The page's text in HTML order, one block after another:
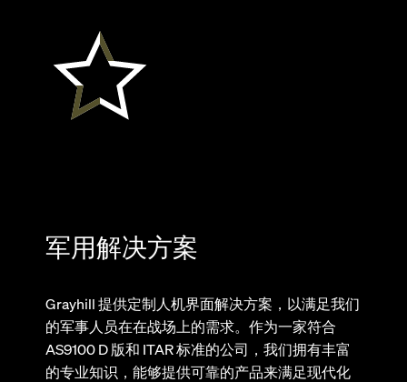
军用解决方案
Grayhill 提供定制人机界面解决方案，以满足我们
的军事人员在在战场上的需求。作为一家符合
AS9100 D 版和 ITAR 标准的公司，我们拥有丰富
的专业知识，能够提供可靠的产品来满足现代化